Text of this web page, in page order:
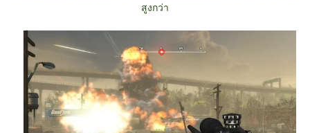
สูงกว่า